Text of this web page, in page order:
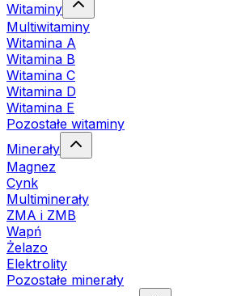
Witaminy
Multiwitaminy
Witamina A
Witamina B
Witamina C
Witamina D
Witamina E
Pozostałe witaminy
Minerały
Magnez
Cynk
Multiminerały
ZMA i ZMB
Wapń
Żelazo
Elektrolity
Pozostałe minerały